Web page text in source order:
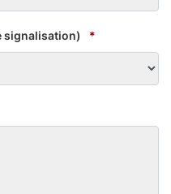
signalisation) *